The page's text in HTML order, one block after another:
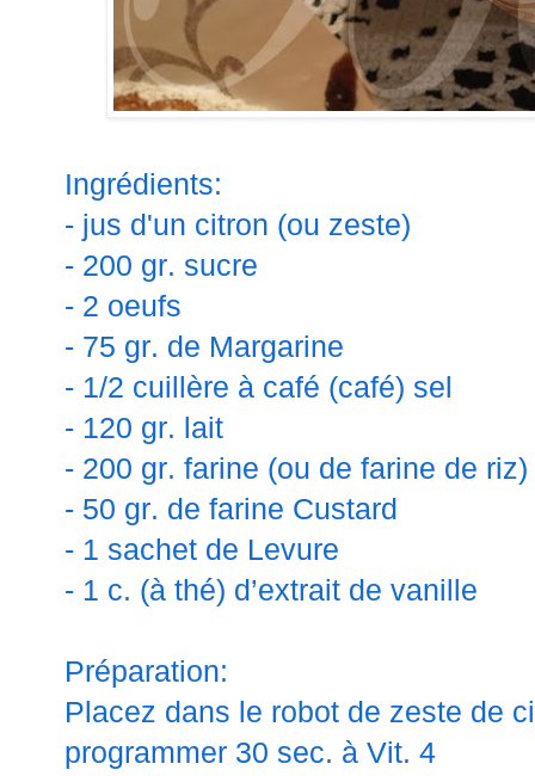
Ingrédients:
- jus d'un citron (ou zeste)
- 200 gr. sucre
- 2 oeufs
- 75 gr. de Margarine
- 1/2 cuillère à café (café) sel
- 120 gr. lait
- 200 gr. farine (ou de farine de riz)
- 50 gr. de farine Custard
- 1 sachet de Levure
- 1 c. (à thé) d’extrait de vanille
Préparation:
Placez dans le robot de zeste de
programmer 30 sec. à Vit. 4